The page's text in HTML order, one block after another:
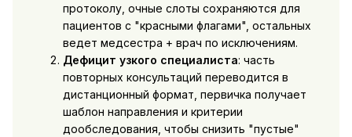
протоколу, очные слоты сохраняются для
пациентов с "красными флагами", остальных
ведет медсестра + врач по исключениям.
Дефицит узкого специалиста: часть
повторных консультаций переводится в
дистанционный формат, первичка получает
шаблон направления и критерии
дообследования, чтобы снизить "пустые"